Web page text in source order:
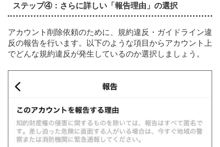
ステップ④：さらに詳しい「報告理由」の選択
アカウント削除依頼のために、規約違反・ガイドライン違
反の報告を行います。以下のような項目からアカウント上
でどんな規約違反が発生しているのか選択しましょう。